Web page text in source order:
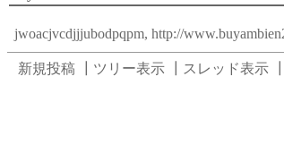
jwoacjvcdjjjubodpqpm, http://
新規投稿 ツリー表示 スレッド表示